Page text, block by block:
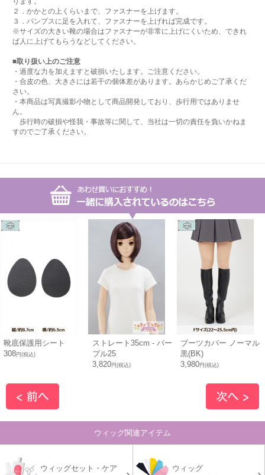
２．かかとの上くらいまで、ファスナーを上げます。
３．パンプスに足を入れて、ファスナーを上げれば完成です。
※サイズの大きい靴の場合はファスナーが非常に上げにくいため、できれ
ば人に上げてもらうなどしてください。
■取り扱い上のご注意
・過度な力を加えますと破損いたします。ご注意ください。
・合皮の色、大きさには若干の個体差があります。あらかじめご了承くだ
さい。
・本商品は写真撮影小物として商品開発しており、歩行用ではありませ
ん。
歩行時の破損や怪我・事故等に関して、当社は一切の責任を負いかねま
すのでご了承ください。
靴底保護用シート
308円(税込)
ストレート35cm - パー
プル25
3,820円(税込)
ブーツカバー ノーマル
黒(BK)
3,980円(税込)
ウィッグ関連アイテム
ウィッグセット・ケア
ウィッグ